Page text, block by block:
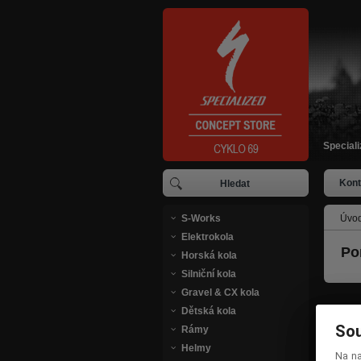
S-Works
Elektrokola
Horská kola
Silniční kola
Gravel & CX kola
Dětská kola
Rámy
Helmy
Na
Na